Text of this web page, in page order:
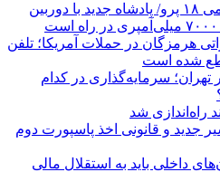
افشای مشخصات شیائومی ۱۸ پرو/ پادشاه جدید با دوربین
مخابراتی هرمزگان در حملات آمریکا؛ تلفن
شده است
تهران؛ سرمایه‌گذاری در کدام
راه‌اندازی شد
جدید و قانونی اخذ پاسپورت دوم
داخلی باید به استقلال مالی